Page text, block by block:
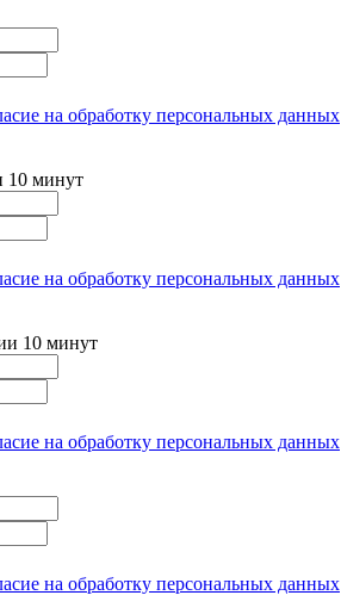
на обработку персональных данных
10 минут
на обработку персональных данных
10 минут
на обработку персональных данных
на обработку персональных данных